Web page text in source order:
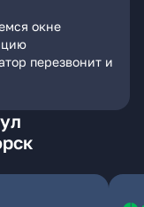
окне
перезвонит и